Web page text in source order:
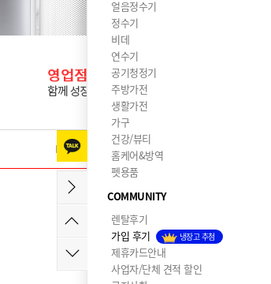
이달의혜택
얼음정수기
정수기
비데
연수기
공기청정기
주방가전
생활가전
가구
건강/뷰티
홈케어&방역
펫용품
COMMUNITY
렌탈후기
가입 후기
냉장고 추첨
제휴카드안내
사업자/단체 견적 할인